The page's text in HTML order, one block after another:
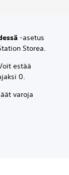
-asetus
Storea.
estää
0.
varoja